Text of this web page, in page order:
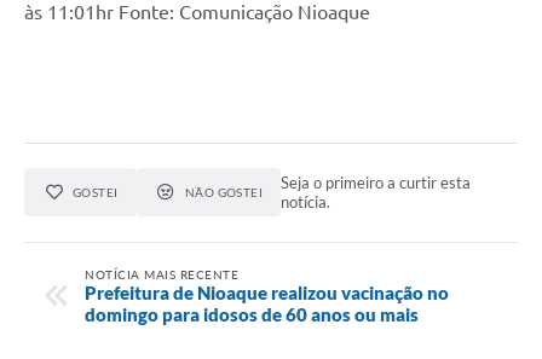
às 11:01hr Fonte: Comunicação Nioaque
GOSTEI NÃO GOSTEI
Seja o primeiro a curtir esta
notícia.
NOTÍCIA MAIS RECENTE
Prefeitura de Nioaque realizou vacinação no
domingo para idosos de 60 anos ou mais